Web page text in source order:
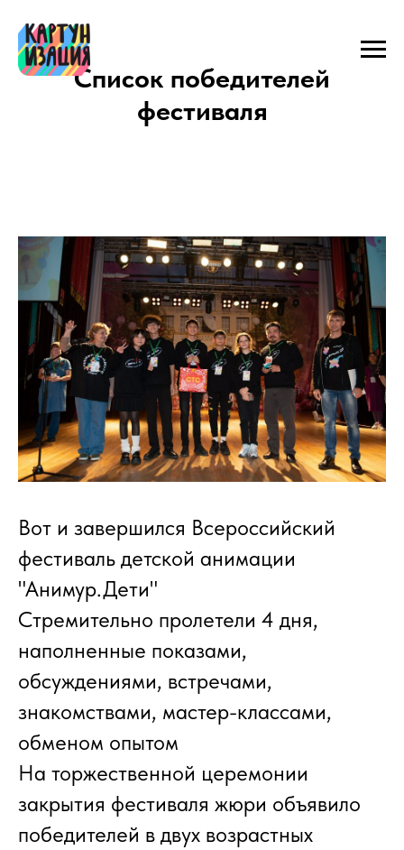
Список победителей
фестиваля
Вот и завершился Всероссийский
фестиваль детской анимации
"Анимур.Дети"
Стремительно пролетели 4 дня,
наполненные показами,
обсуждениями, встречами,
знакомствами, мастер-классами,
обменом опытом
На торжественной церемонии
закрытия фестиваля жюри объявило
победителей в двух возрастных